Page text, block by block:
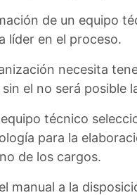
de un equipo
líder en el proceso.
necesita
el no será posible
técnico
para la
de los cargos.
manual a la